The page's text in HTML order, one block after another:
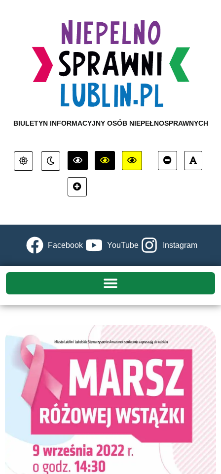
BIULETYN INFORMACYJNY OSÓB NIEPEŁNOSPRAWNYCH
Facebook YouTube Instagram